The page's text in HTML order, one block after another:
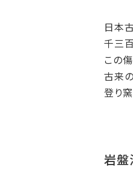
日本
千三
この
古来
登り
岩盤